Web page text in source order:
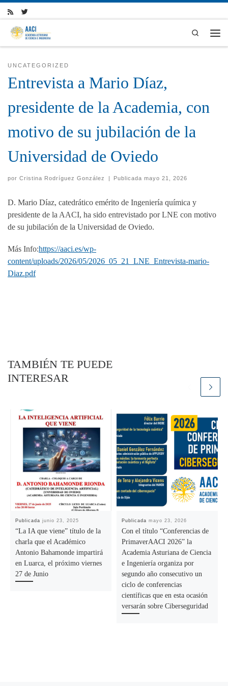
Skip to content
Search
UNCATEGORIZED
Entrevista a Mario Díaz,
presidente de la Academia, con
motivo de su jubilación de la
Universidad de Oviedo
por Cristina Rodríguez González | Publicadamayo 21, 2026
D. Mario Díaz, catedrático emérito de Ingeniería química y
presidente de la AACI, ha sido entrevistado por LNE con motivo
de su jubilación de la Universidad de Oviedo.
Más Info:https://aaci.es/wp-
content/uploads/2026/05/2026_05_21_LNE_Entrevista-mario-
Diaz.pdf
TAMBIÉN TE PUEDE
INTERESAR
Publicadajunio 23, 2025
“La IA que viene” título de la
charla que el Académico
Antonio Bahamonde impartirá
en Luarca, el próximo viernes
27 de Junio
Publicadamayo 23, 2026
Con el título “Conferencias de
PrimaverAACI 2026” la
Academia Asturiana de Ciencia
e Ingeniería organiza por
segundo año consecutivo un
ciclo de conferencias
científicas que en esta ocasión
versarán sobre Ciberseguridad